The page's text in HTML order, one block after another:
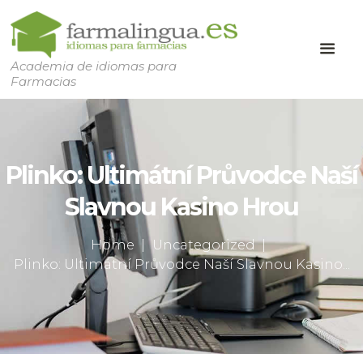
Academia de idiomas para
Farmacias
Plinko: Ultimátní Průvodce Naší
Slavnou Kasino Hrou
Home
Uncategorized
Plinko: Ultimátní Průvodce Naší Slavnou Kasino...